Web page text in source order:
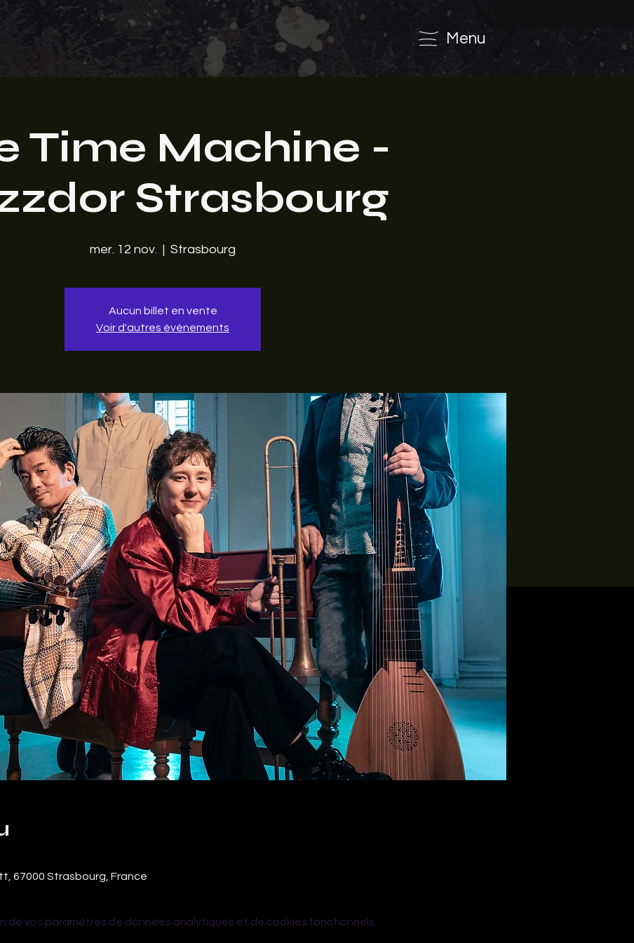
Menu
Time Machine -
Strasbourg
mer. 12 nov.
  |
Strasbourg
Aucun billet en vente
Voir d'autres événements
67000 Strasbourg, France
de vos paramètres de données analytiques et de cookies fonctionnels.